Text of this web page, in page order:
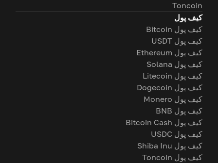
Toncoin
کیف پول
کیف پول Bitcoin
کیف پول USDT
کیف پول Ethereum
کیف پول Solana
کیف پول Litecoin
کیف پول Dogecoin
کیف پول Monero
کیف پول BNB
کیف پول Bitcoin Cash
کیف پول USDC
کیف پول Shiba Inu
کیف پول Toncoin